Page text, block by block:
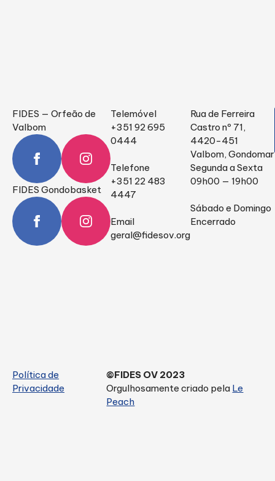
FIDES — Orfeão de
Valbom
FIDES Gondobasket
Telemóvel
+351 92 695
0444
Telefone
+351 22 483
4447
Email
geral@fidesov.org
Rua de Ferreira
Castro nº 71,
4420-451
Valbom, Gondomar
Segunda a Sexta
09h00 — 19h00
Sábado e Domingo
Encerrado
Política de
Privacidade
©FIDES OV 2023
Orgulhosamente criado pela Le
Peach